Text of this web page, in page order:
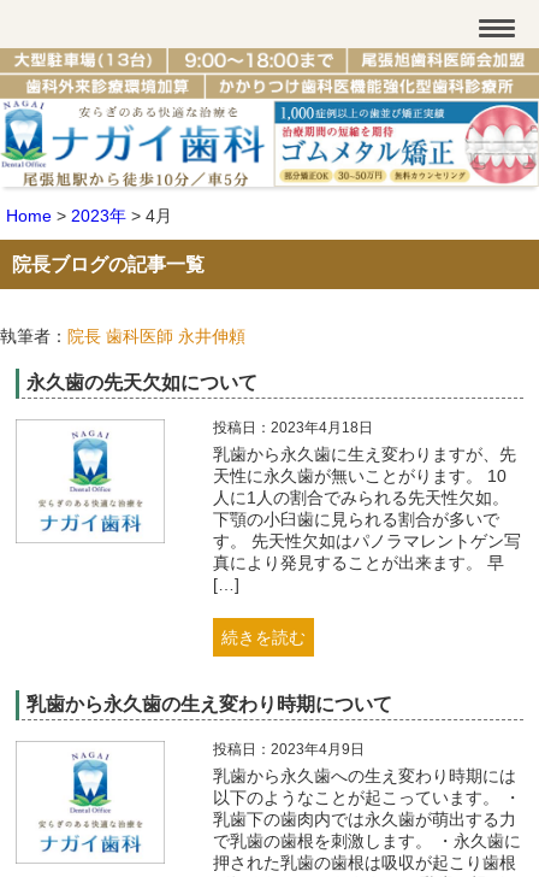
Home > 2023年 > 4月
院長ブログの記事一覧
執筆者： 院長 歯科医師 永井伸頼
永久歯の先天欠如について
投稿日：2023年4月18日
乳歯から永久歯に生え変わりますが、先
天性に永久歯が無いことがります。 10
人に1人の割合でみられる先天性欠如。
下顎の小臼歯に見られる割合が多いで
す。 先天性欠如はパノラマレントゲン写
真により発見することが出来ます。 早
[…]
続きを読む
乳歯から永久歯の生え変わり時期について
投稿日：2023年4月9日
乳歯から永久歯への生え変わり時期には
以下のようなことが起こっています。 ・
乳歯下の歯肉内では永久歯が萌出する力
で乳歯の歯根を刺激します。 ・永久歯に
押された乳歯の歯根は吸収が起こり歯根